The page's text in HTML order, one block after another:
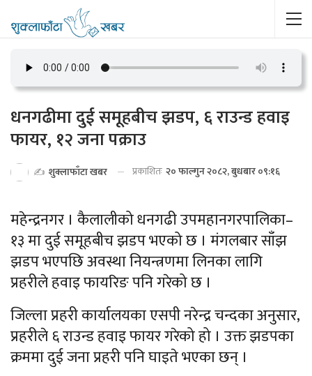
धनगढीमा दुई समूहबीच झडप, ६ राउन्ड हवाइ
फायर, १२ जना पक्राउ
✍️ शुक्लाफाँटा खबर प्रकाशितः २० फाल्गुन २०८२, बुधबार ०९:१६
महेन्द्रनगर । कैलालीको धनगढी उपमहानगरपालिका–
१३ मा दुई समूहबीच झडप भएको छ । मंगलबार साँझ
झडप भएपछि अवस्था नियन्त्रणमा लिनका लागि
प्रहरीले हवाइ फायरिङ पनि गरेको छ ।
जिल्ला प्रहरी कार्यालयका एसपी नरेन्द्र चन्दका अनुसार,
प्रहरीले ६ राउन्ड हवाइ फायर गरेको हो । उक्त झडपका
क्रममा दुई जना प्रहरी पनि घाइते भएका छन् ।